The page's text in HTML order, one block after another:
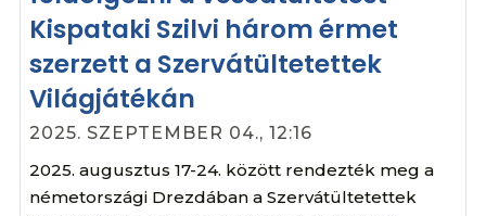
Kispataki Szilvi három érmet
szerzett a Szervátültetettek
Világjátékán
2025. SZEPTEMBER 04., 12:16
2025. augusztus 17-24. között rendezték meg a
németországi Drezdában a Szervátültetettek